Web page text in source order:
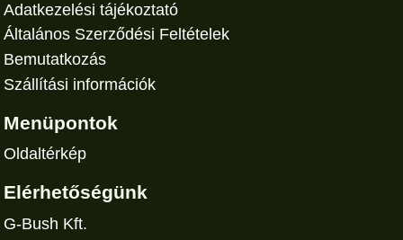
Adatkezelési tájékoztató
Általános Szerződési Feltételek
Bemutatkozás
Szállítási információk
Menüpontok
Oldaltérkép
Elérhetőségünk
G-Bush Kft.